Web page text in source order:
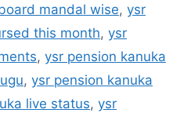
mandal wise, ysr
this month, ysr
, ysr pension kanuka
, ysr pension kanuka
live status, ysr